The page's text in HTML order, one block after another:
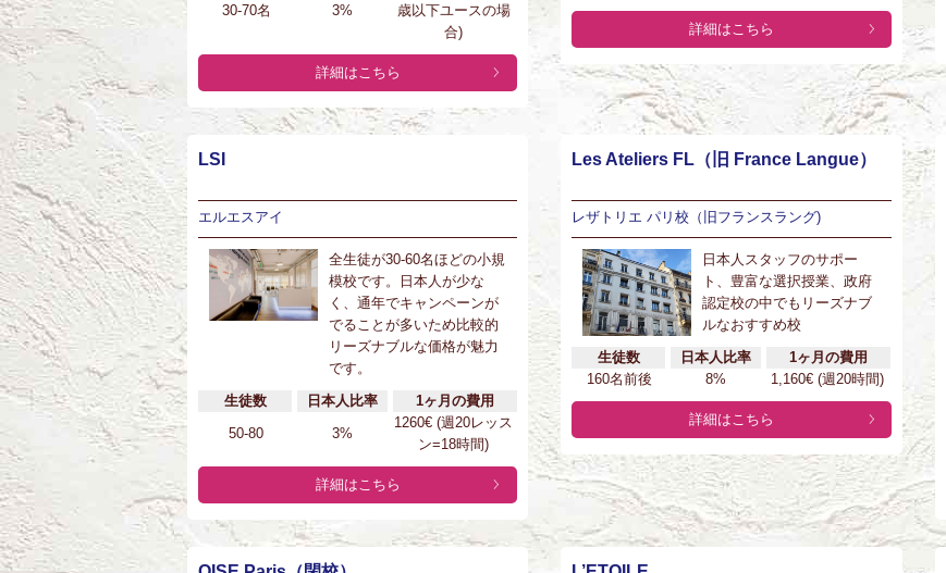
30-70名 3%
歳以下ユースの場
合)
詳細はこちら
詳細はこちら
LSI
エルエスアイ
全生徒が30-60名ほどの小規
模校です。日本人が少な
く、通年でキャンペーンが
でることが多いため比較的
リーズナブルな価格が魅力
です。
生徒数
日本人比率
1ヶ月の費用
50-80
3%
1260€ (週20レッス
ン=18時間)
詳細はこちら
Les Ateliers FL（旧 France Langue）
レザトリエ パリ校（旧フランスラング)
日本人スタッフのサポー
ト、豊富な選択授業、政府
認定校の中でもリーズナブ
ルなおすすめ校
生徒数
日本人比率
1ヶ月の費用
160名前後
8% 1,160€ (週20時間)
詳細はこちら